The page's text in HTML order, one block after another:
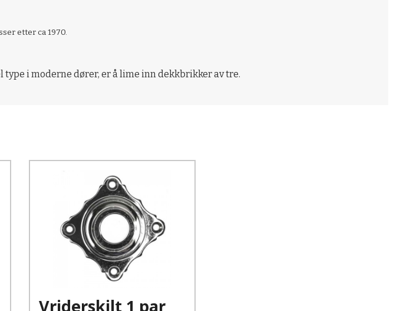
etter ca 1970.
i moderne dører, er å lime inn dekkbrikker av tre.
Vriderskilt 1 par
Kjøp
Les mer